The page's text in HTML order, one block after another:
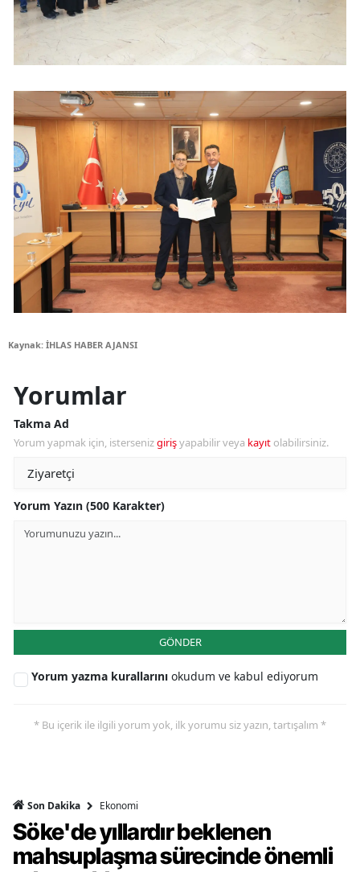
Kaynak: İHLAS HABER AJANSI
Yorumlar
Takma Ad
Yorum yapmak için, istersenizgirişyapabilir veya kayıt olabilirsiniz.
Yorum Yazın (500 Karakter)
GÖNDER
Yorum yazma kurallarını okudum ve kabul ediyorum
* Bu içerik ile ilgili yorum yok, ilk yorumu siz yazın, tartışalım *
Son Dakika Ekonomi
Söke'de yıllardır beklenen
mahsuplaşma sürecinde önemli